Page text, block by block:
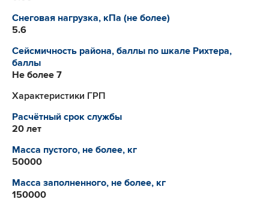
Снеговая нагрузка, кПа (не более)
5.6
Сейсмичность района, баллы по шкале Рихтера,
баллы
Не более 7
Характеристики ГРП
Расчётный срок службы
20 лет
Масса пустого, не более, кг
50000
Масса заполненного, не более, кг
150000